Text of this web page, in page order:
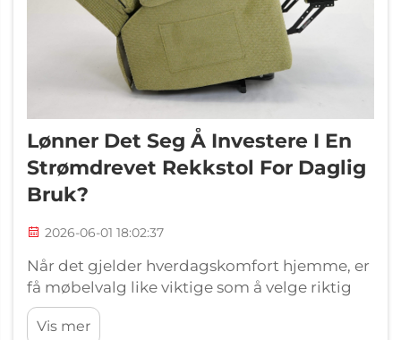
Lønner Det Seg Å Investere I En
Strømdrevet Rekkstol For Daglig
Bruk?
2026-06-01 18:02:37
Når det gjelder hverdagskomfort hjemme, er
få møbelvalg like viktige som å velge riktig
setemøbel. En strømdrevet rekkstol har blitt
ett av de mest diskuterte alternativene blant
Vis mer